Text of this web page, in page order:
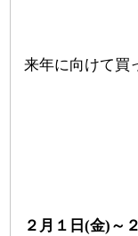
来年に向けて買
２月１日(金)～